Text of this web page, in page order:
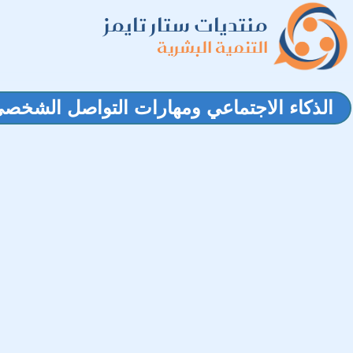
منتديات ستار تايمز
التنمية البشرية
الذكاء الاجتماعي ومهارات التواصل